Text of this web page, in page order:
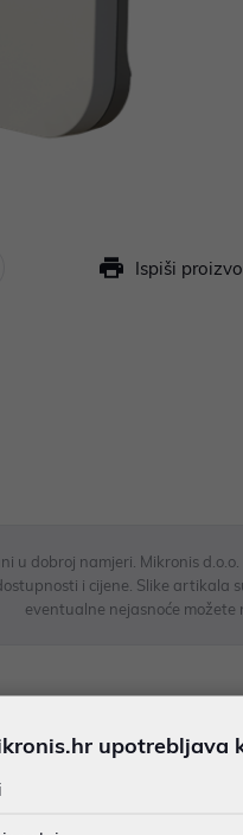
Ispiši
u dobroj namjeri. Mikronis
i cijene. Slike
eventualne nejasnoće
CPE device with Wi-Fi
upotrebljava